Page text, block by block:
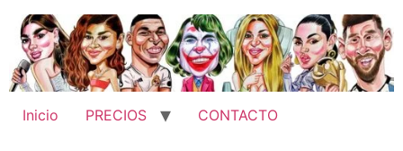
contenido
Inicio PRECIOS CONTACTO